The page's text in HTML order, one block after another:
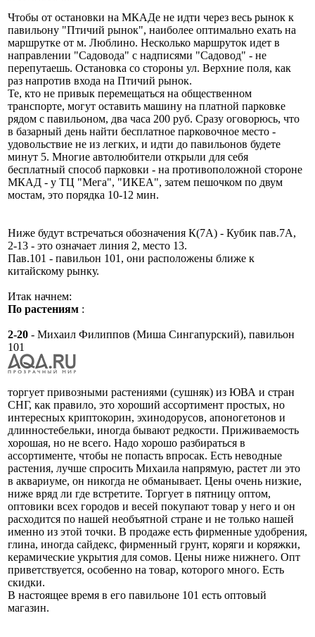
Чтобы от остановки на МКАДе не идти через весь рынок к
павильону "Птичий рынок", наиболее оптимально ехать на
маршрутке от м. Люблино. Несколько маршруток идет в
направлении "Садовода" с надписями "Садовод" - не
перепутаешь. Остановка со стороны ул. Верхние поля, как
раз напротив входа на Птичий рынок.
Те, кто не привык перемещаться на общественном
транспорте, могут оставить машину на платной парковке
рядом с павильоном, два часа 200 руб. Сразу оговорюсь, что
в базарный день найти бесплатное парковочное место -
удовольствие не из легких, и идти до павильонов будете
минут 5. Многие автолюбители открыли для себя
бесплатный способ парковки - на противоположной стороне
МКАД - у ТЦ "Мега", "ИКЕА", затем пешочком по двум
мостам, это порядка 10-12 мин.
Ниже будут встречаться обозначения К(7А) - Кубик пав.7А,
2-13 - это означает линия 2, место 13.
Пав.101 - павильон 101, они расположены ближе к
китайскому рынку.
Итак начнем:
По растениям :
2-20 - Михаил Филиппов (Миша Сингапурский), павильон
101
торгует привозными растениями (сушняк) из ЮВА и стран
СНГ, как правило, это хороший ассортимент простых, но
интересных криптокорин, эхинодорусов, апоногетонов и
длинностебельки, иногда бывают редкости. Приживаемость
хорошая, но не всего. Надо хорошо разбираться в
ассортименте, чтобы не попасть впросак. Есть неводные
растения, лучше спросить Михаила напрямую, растет ли это
в аквариуме, он никогда не обманывает. Цены очень низкие,
ниже вряд ли где встретите. Торгует в пятницу оптом,
оптовики всех городов и весей покупают товар у него и он
расходится по нашей необъятной стране и не только нашей
именно из этой точки. В продаже есть фирменные удобрения,
глина, иногда сайдекс, фирменный грунт, коряги и коряжки,
керамические укрытия для сомов. Цены ниже нижнего. Опт
приветствуется, особенно на товар, которого много. Есть
скидки.
В настоящее время в его павильоне 101 есть оптовый
магазин.